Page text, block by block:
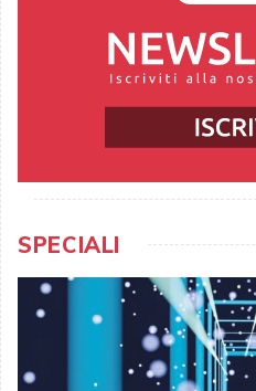
SPECIALI